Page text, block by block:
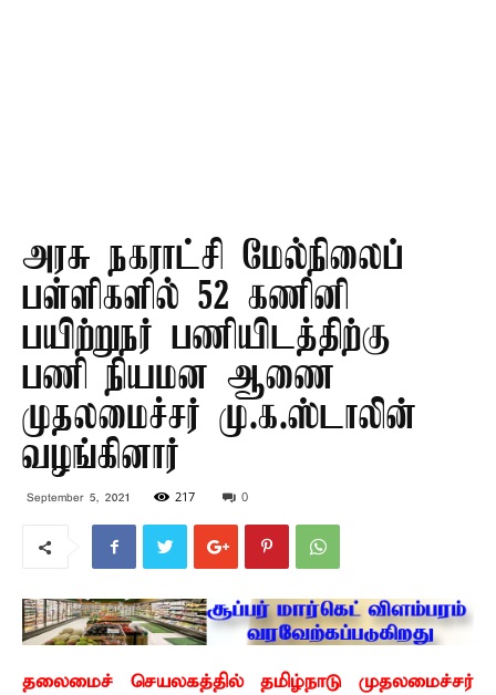
அரசு நகராட்சி மேல்நிலைப்
பள்ளிகளில் 52 கணினி
பயிற்றுநர் பணியிடத்திற்கு
பணி நியமன ஆணை –
முதலமைச்சர் மு.க.ஸ்டாலின்
வழங்கினார்
September 5, 2021 217 0
தலைமைச் செயலகத்தில் தமிழ்நாடு முதலமைச்சர்